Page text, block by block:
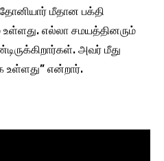
மீதான பக்தி
எல்லா சமயத்தினரும்
அவர் மீது
உள்ளது” என்றார்.